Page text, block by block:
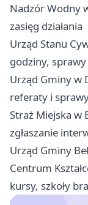
Nadzór Wodny
zasięg działania
Urząd Stanu
godziny, sprawy
Urząd Gminy w
referaty i
Straż Miejska w
zgłaszanie
Urząd Gminy
Centrum
kursy, szkoły